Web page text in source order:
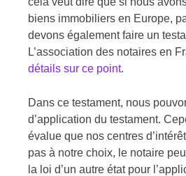
biens immobiliers en Europe,
devons également faire un
L’association des notaires en
détails sur ce point.
Dans ce testament, nous
d’application du testament.
évalue que nos centres
pas à notre choix, le notaire
la loi d’un autre état pour